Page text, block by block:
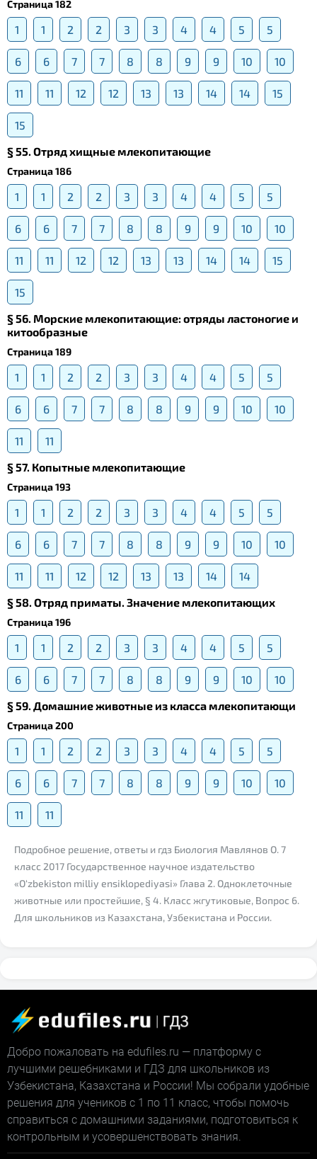
Страница 182
1 1 2 2 3 3 4 4 5 5
6 6 7 7 8 8 9 9 10 10
11 11 12 12 13 13 14 14 15
15
§ 55. Отряд хищные млекопитающие
Страница 186
1 1 2 2 3 3 4 4 5 5
6 6 7 7 8 8 9 9 10 10
11 11 12 12 13 13 14 14 15
15
§ 56. Морские млекопитающие: отряды ластоногие и
китообразные
Страница 189
1 1 2 2 3 3 4 4 5 5
6 6 7 7 8 8 9 9 10 10
11
11
§ 57. Копытные млекопитающие
Страница 193
1 1 2 2 3 3 4 4 5 5
6 6 7 7 8 8 9 9 10 10
11 11 12 12 13 13 14
14
§ 58. Отряд приматы. Значение млекопитающих
Страница 196
1 1 2 2 3 3 4 4 5 5
6 6 7 7 8 8 9 9 10
10
§ 59. Домашние животные из класса млекопитающи
Страница 200
1 1 2 2 3 3 4 4 5 5
6 6 7 7 8 8 9 9 10 10
11 11
Подробное решение, ответы и гдз Биология Мавлянов О. 7
класс 2017 Государственное научное издательство
«O‘zbekiston milliy ensiklopediyasi» Глава 2. Одноклеточные
животные или простейшие, § 4. Класс жгутиковые, Вопрос 6.
Для школьников из Казахстана, Узбекистана и России.
Добро пожаловать на edufiles.ru — платформу с
лучшими решебниками и ГДЗ для школьников из
Узбекистана, Казахстана и России! Мы собрали удобные
решения для учеников с 1 по 11 класс, чтобы помочь
справиться с домашними заданиями, подготовиться к
контрольным и усовершенствовать знания.